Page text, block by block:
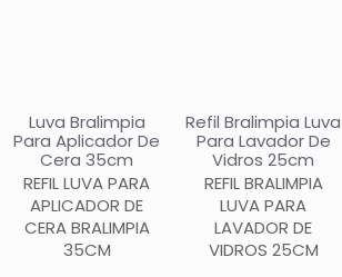
Luva Bralimpia
Para Aplicador De
Cera 35cm
REFIL LUVA PARA
APLICADOR DE
CERA BRALIMPIA
35CM
Refil Bralimpia Luva
Para Lavador De
Vidros 25cm
REFIL BRALIMPIA
LUVA PARA
LAVADOR DE
VIDROS 25CM